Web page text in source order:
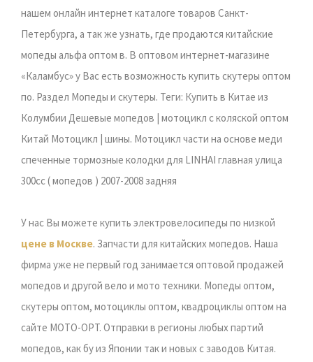
нашем онлайн интернет каталоге товаров Санкт-
Петербурга, а так же узнать, где продаются китайские
мопеды альфа оптом в. В оптовом интернет-магазине
«Каламбус» у Вас есть возможность купить скутеры оптом
по. Раздел Мопеды и скутеры. Теги: Купить в Китае из
Колумбии Дешевые мопедов | мотоцикл с коляской оптом
Китай Мотоцикл | шины. Мотоцикл части на основе меди
спеченные тормозные колодки для LINHAI главная улица
300cc ( мопедов ) 2007-2008 задняя
У нас Вы можете купить электровелосипеды по низкой
цене в Москве. Запчасти для китайских мопедов. Наша
фирма уже не первый год занимается оптовой продажей
мопедов и другой вело и мото техники. Мопеды оптом,
скутеры оптом, мотоциклы оптом, квадроциклы оптом на
сайте MOTO-OPT. Отправки в регионы любых партий
мопедов, как бу из Японии так и новых с заводов Китая.